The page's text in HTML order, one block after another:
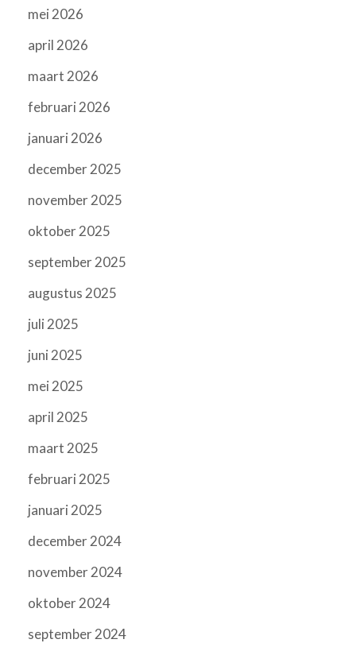
mei 2026
april 2026
maart 2026
februari 2026
januari 2026
december 2025
november 2025
oktober 2025
september 2025
augustus 2025
juli 2025
juni 2025
mei 2025
april 2025
maart 2025
februari 2025
januari 2025
december 2024
november 2024
oktober 2024
september 2024